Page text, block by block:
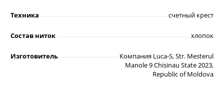
Техника счетный крест
Состав ниток хлопок
Изготовитель
Компания Luca-S, Str. Mesterul
Manole 9 Chisinau State 2023,
Republic of Moldova